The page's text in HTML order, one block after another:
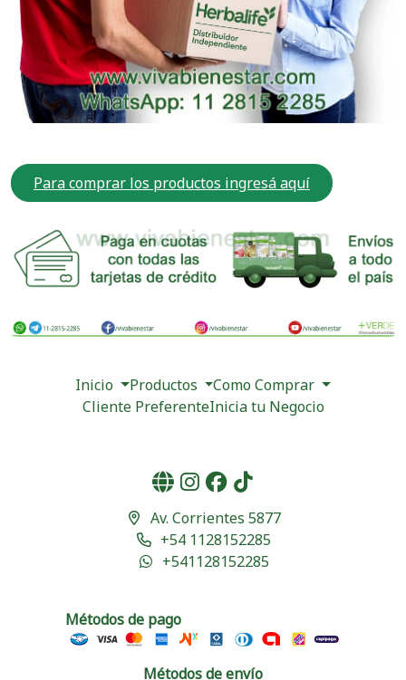
Para comprar los productos ingresá aquí
Inicio Productos
Como Comprar
Cliente PreferenteInicia tu Negocio
Av. Corrientes 5877
+54 1128152285
+541128152285
Métodos de pago
Métodos de envío